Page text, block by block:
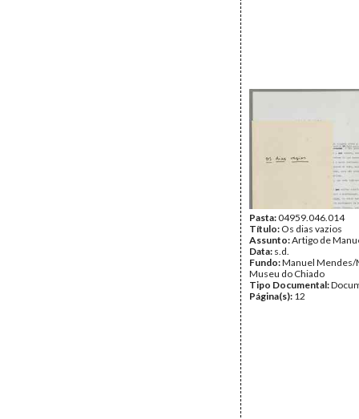
Pasta:04959.046.014
Título: Os dias vazios
Assunto:Artigo de
Data: s.d.
Fundo:Manuel Mendes/
Museu do Chiado
Tipo Documental:
Página(s): 12